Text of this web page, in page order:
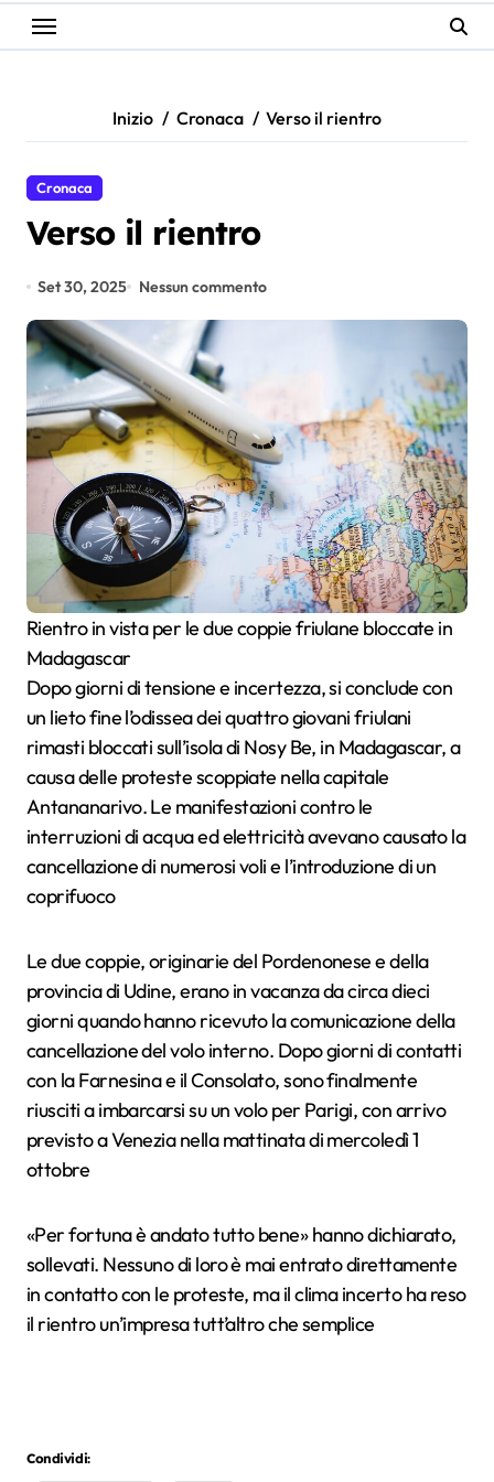
Inizio Cronaca Verso il rientro
Cronaca
Verso il rientro
Set 30, 2025 Nessun commento
Rientro in vista per le due coppie friulane bloccate in
Madagascar
Dopo giorni di tensione e incertezza, si conclude con
un lieto fine l’odissea dei quattro giovani friulani
rimasti bloccati sull’isola di Nosy Be, in Madagascar, a
causa delle proteste scoppiate nella capitale
Antananarivo. Le manifestazioni contro le
interruzioni di acqua ed elettricità avevano causato la
cancellazione di numerosi voli e l’introduzione di un
coprifuoco
Le due coppie, originarie del Pordenonese e della
provincia di Udine, erano in vacanza da circa dieci
giorni quando hanno ricevuto la comunicazione della
cancellazione del volo interno. Dopo giorni di contatti
con la Farnesina e il Consolato, sono finalmente
riusciti a imbarcarsi su un volo per Parigi, con arrivo
previsto a Venezia nella mattinata di mercoledì 1
ottobre
«Per fortuna è andato tutto bene» hanno dichiarato,
sollevati. Nessuno di loro è mai entrato direttamente
in contatto con le proteste, ma il clima incerto ha reso
il rientro un’impresa tutt’altro che semplice
Condividi: